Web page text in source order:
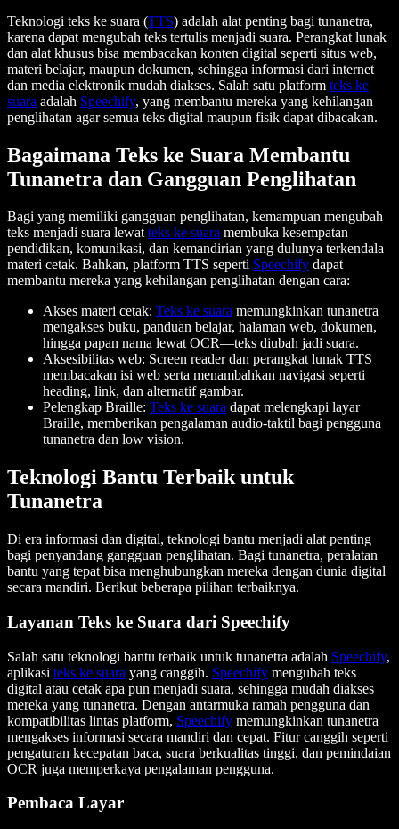
Teknologi teks ke suara (TTS) adalah alat penting bagi tunanetra,
karena dapat mengubah teks tertulis menjadi suara. Perangkat lunak
dan alat khusus bisa membacakan konten digital seperti situs web,
materi belajar, maupun dokumen, sehingga informasi dari internet
dan media elektronik mudah diakses. Salah satu platform teks ke
suara adalah Speechify, yang membantu mereka yang kehilangan
penglihatan agar semua teks digital maupun fisik dapat dibacakan.
Bagaimana Teks ke Suara Membantu
Tunanetra dan Gangguan Penglihatan
Bagi yang memiliki gangguan penglihatan, kemampuan mengubah
teks menjadi suara lewatteks ke suara membuka kesempatan
pendidikan, komunikasi, dan kemandirian yang dulunya terkendala
materi cetak. Bahkan, platform TTS seperti Speechify dapat
membantu mereka yang kehilangan penglihatan dengan cara:
Akses materi cetak: Teks ke suara memungkinkan tunanetra
mengakses buku, panduan belajar, halaman web, dokumen,
hingga papan nama lewat OCR—teks diubah jadi suara.
Aksesibilitas web: Screen reader dan perangkat lunak TTS
membacakan isi web serta menambahkan navigasi seperti
heading, link, dan alternatif gambar.
Pelengkap Braille: Teks ke suara dapat melengkapi layar
Braille, memberikan pengalaman audio-taktil bagi pengguna
tunanetra dan low vision.
Teknologi Bantu Terbaik untuk
Tunanetra
Di era informasi dan digital, teknologi bantu menjadi alat penting
bagi penyandang gangguan penglihatan. Bagi tunanetra, peralatan
bantu yang tepat bisa menghubungkan mereka dengan dunia digital
secara mandiri. Berikut beberapa pilihan terbaiknya.
Layanan Teks ke Suara dari Speechify
Salah satu teknologi bantu terbaik untuk tunanetra adalah Speechify,
aplikasi teks ke suara yang canggih. Speechify mengubah teks
digital atau cetak apa pun menjadi suara, sehingga mudah diakses
mereka yang tunanetra. Dengan antarmuka ramah pengguna dan
kompatibilitas lintas platform, Speechify memungkinkan tunanetra
mengakses informasi secara mandiri dan cepat. Fitur canggih seperti
pengaturan kecepatan baca, suara berkualitas tinggi, dan pemindaian
OCR juga memperkaya pengalaman pengguna.
Pembaca Layar